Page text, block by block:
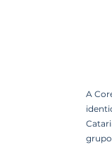
A
grupo